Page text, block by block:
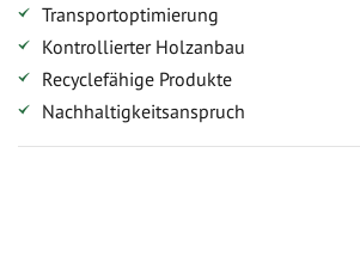
Transportoptimierung
Kontrollierter Holzanbau
Recyclefähige Produkte
Nachhaltigkeitsanspruch